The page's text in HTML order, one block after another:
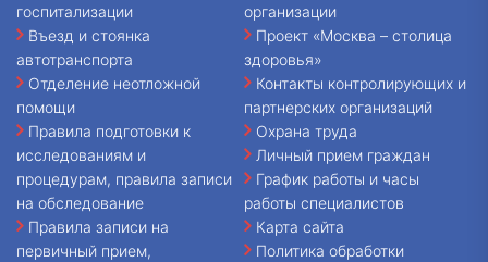
госпитализации
Въезд и стоянка
автотранспорта
Отделение неотложной
помощи
Правила подготовки к
исследованиям и
процедурам, правила записи
на обследование
Правила записи на
первичный прием,
организации
Проект «Москва – столица
здоровья»
Контакты контролирующих и
партнерских организаций
Охрана труда
Личный прием граждан
График работы и часы
работы специалистов
Карта сайта
Политика обработки